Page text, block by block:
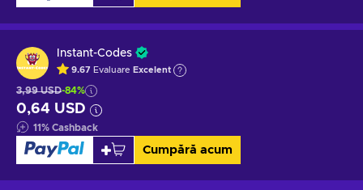
Instant-Codes
9.67 Evaluare Excelent
3,99 USD-84%
0,64 USD
11% Cashback
Cumpără acum